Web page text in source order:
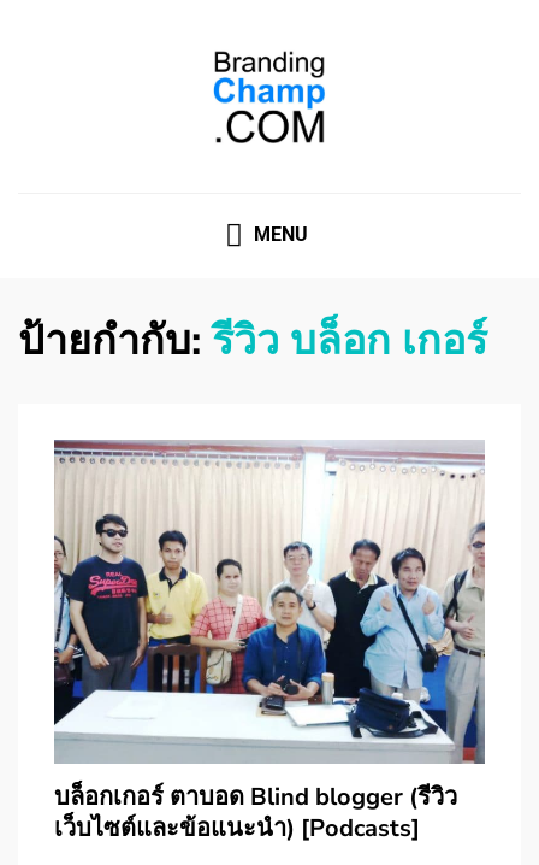
MENU
ป้ายกำกับ: รีวิว บล็อก เกอร์
บล็อกเกอร์ ตาบอด Blind blogger (รีวิว
เว็บไซต์และข้อแนะนำ) [Podcasts]